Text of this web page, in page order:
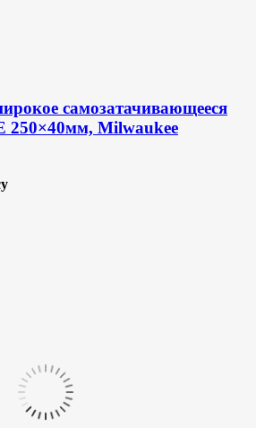
самозатачивающееся
250×40мм, Milwaukee